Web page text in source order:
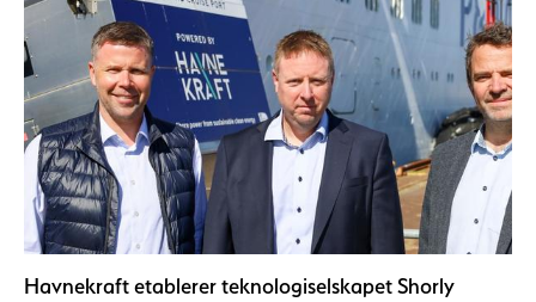
Havnekraft etablerer teknologiselskapet Shorly